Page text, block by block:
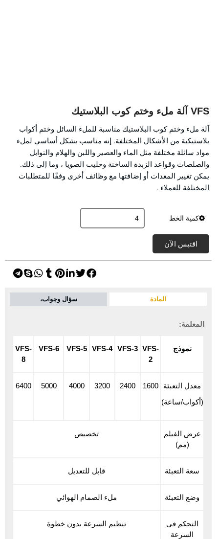
VFS آلة ملء وختم كوب البلاستيك
آلة ملء وختم كوب البلاستيك مناسبة للملء السائل وختم أكواب
بلاستيكية من الأشكال المختلفة. إنه مناسب بشكل أساسي لملء
مواد سائلة مختلفة مثل الماء والعصير واللبن والهلام والتوابل
والصلصات وقواعد الزبدة الساخنة وحليب الصويا ، وما إلى ذلك.
يمكن تغيير المعدات أو إضافتها مع وظائف أخرى وفقًا للمتطلبات
المختلفة للعملاء .
كمية الخط
اقتبس الآن
المادة سؤال وجواب،
المعلمة:
نموذج
VFS-
2
VFS-3
VFS-4
VFS-5
VFS-6
VFS-
8
معدل التعبئة
(أكواب/ساعة)
1600
2400
3200
4000
5000
6400
عرض الفيلم
(مم)
تخصيص
سعة التعبئة قابل للتعديل
وضع التعبئة ملء الصمام الهوائي
التحكم في
السرعة
تنظيم السرعة بدون خطوة